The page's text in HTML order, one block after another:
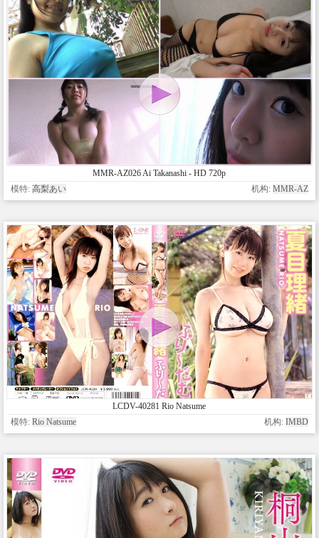
MMR-AZ026 Ai Takanashi - HD 720p
模特: 高梨あい 机构: MMR-AZ
LCDV-40281 Rio Natsume
模特: Rio Natsume 机构: IMBD